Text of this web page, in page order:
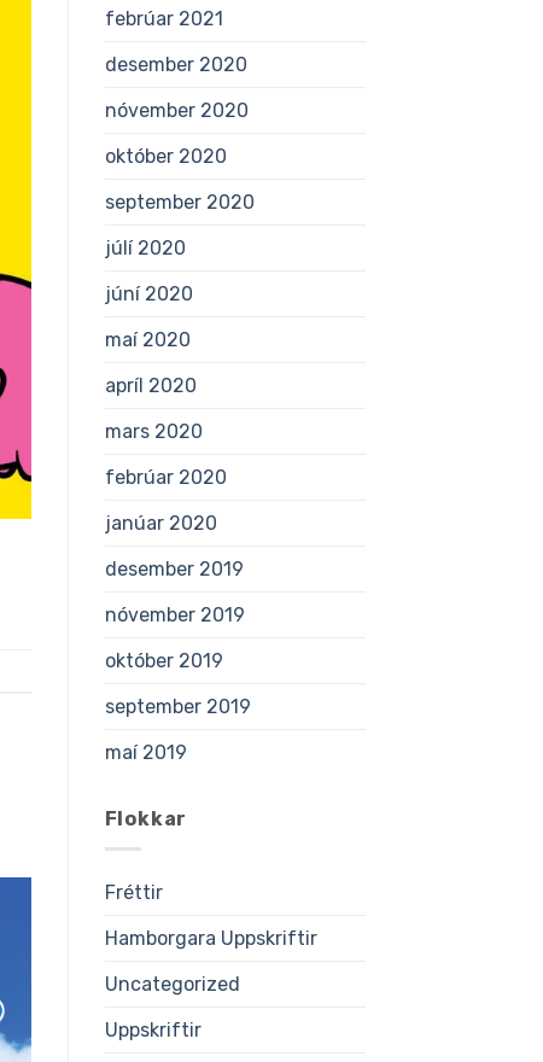
febrúar 2021
desember 2020
nóvember 2020
október 2020
september 2020
júlí 2020
júní 2020
maí 2020
apríl 2020
mars 2020
febrúar 2020
janúar 2020
desember 2019
nóvember 2019
október 2019
september 2019
maí 2019
Flokkar
Fréttir
Hamborgara Uppskriftir
Uncategorized
Uppskriftir